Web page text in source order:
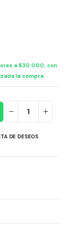
a $30.000, con
la compra.
DE DESEOS